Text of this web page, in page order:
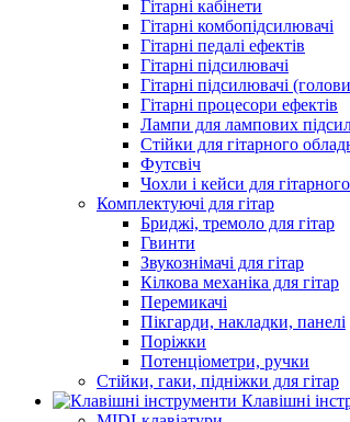
Гітарні кабінети
Гітарні комбопідсилювачі
Гітарні педалі ефектів
Гітарні підсилювачі
Гітарні підсилювачі
Гітарні процесори ефектів
Лампи для лампових
Стійки для гітарного
Футсвіч
Чохли і кейси для
Комплектуючі для гітар
Бриджі, тремоло для гітар
Гвинти
Звукознімачі для гітар
Кілкова механіка для гітар
Перемикачі
Пікгарди, накладки, панелі
Поріжки
Потенціометри, ручки
Стійки, гаки, підніжки для гітар
Клавішні